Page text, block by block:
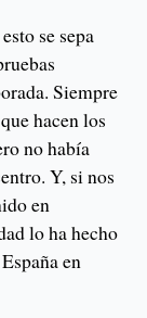
se sepa
Siempre
hacen los
no había
Y, si nos
en
lo ha hecho
en